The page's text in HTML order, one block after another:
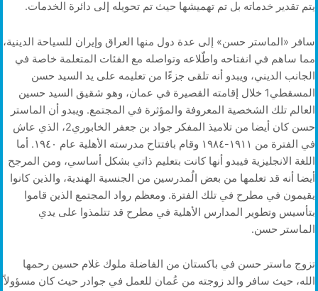
يتم تقدير خدماته بل تم تهميشها حيث تم تحويله إلى دائرة الخدمات.
سافر «الماستر حسن» إلى عدة دول منها العراق وإيران للسياحة الدينية،
مما ساهم في انفتاحه واطّلاعه وتواصله مع الفئات المتعلمة خاصة في
الجانب الديني، ويبدو أنه تلقى جزءًا من تعليمه على يد السيد حسن
المسقطي1 خلال إقامته القصيرة في عمان، وهو شقيق السيد حسين
العالم تلك الشخصية المعروفة والمؤثرة في المجتمع. ويبدو أن الماستر
حسن كان أيضا من تلاميذ المفكر جواد بن جعفر الخابوري2، الذي عاش
في الفترة من ١٩١١-١٩٨٤ وقام بافتتاح مدرسته الأهلية عام ١٩٤٠. أما
اللغة الانجليزية فيبدو أنها كانت بتعليم ذاتي بشكل أساسي، ومن المرجح
أيضا أنه قد تعلمها من بعض الُمدرسين من الجنسية الهندية، والذين كانوا
يقيمون في مطرح في تلك الفترة. ومعظم رواد المجتمع الذين قاموا
بتأسيس وتطوير المدارس الأهلية في مطرح قد تتلمذوا على يدي
الماستر حسن.
تزوج ماستر حسن في باكستان من الفاضلة ملوك غلام حسين رحمها
الله، حيث سافر والد زوجته من عُمان للعمل في جوادر حيث كان مسؤولاً